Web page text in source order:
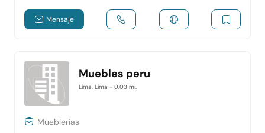
Mensaje
Muebles peru
Lima, Lima - 0.03 mi.
Mueblerías